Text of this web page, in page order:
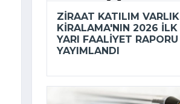
ZIRAAT KATILIM VARLIK
KIRALAMA'NIN 2026 ILK
YARI FAALIYET RAPORU
YAYIMLANDI